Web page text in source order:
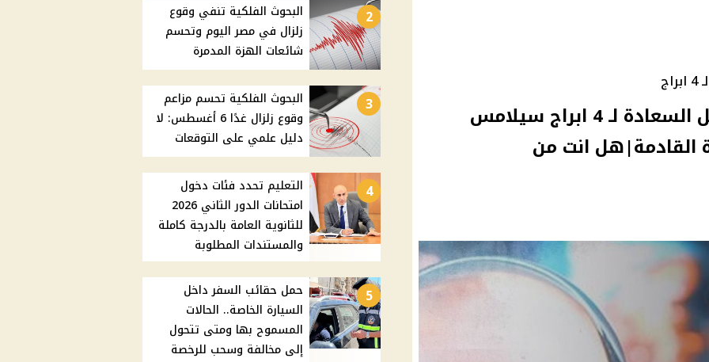
توقعات ميشال حايك تحمل السعادة لـ 4 ابراج سيلامس
انت من
2
البحوث الفلكية تنفي وقوع
زلزال في مصر اليوم وتحسم
شائعات الهزة المدمرة
3
البحوث الفلكية تحسم مزاعم
وقوع زلزال غدًا 6 أغسطس: لا
دليل علمي على التوقعات
4
التعليم تحدد فئات دخول
امتحانات الدور الثاني 2026
للثانوية العامة بالدرجة كاملة
والمستندات المطلوبة
5
حمل حقائب السفر داخل
السيارة الخاصة.. الحالات
المسموح بها ومتى تتحول
إلى مخالفة وسحب للرخصة